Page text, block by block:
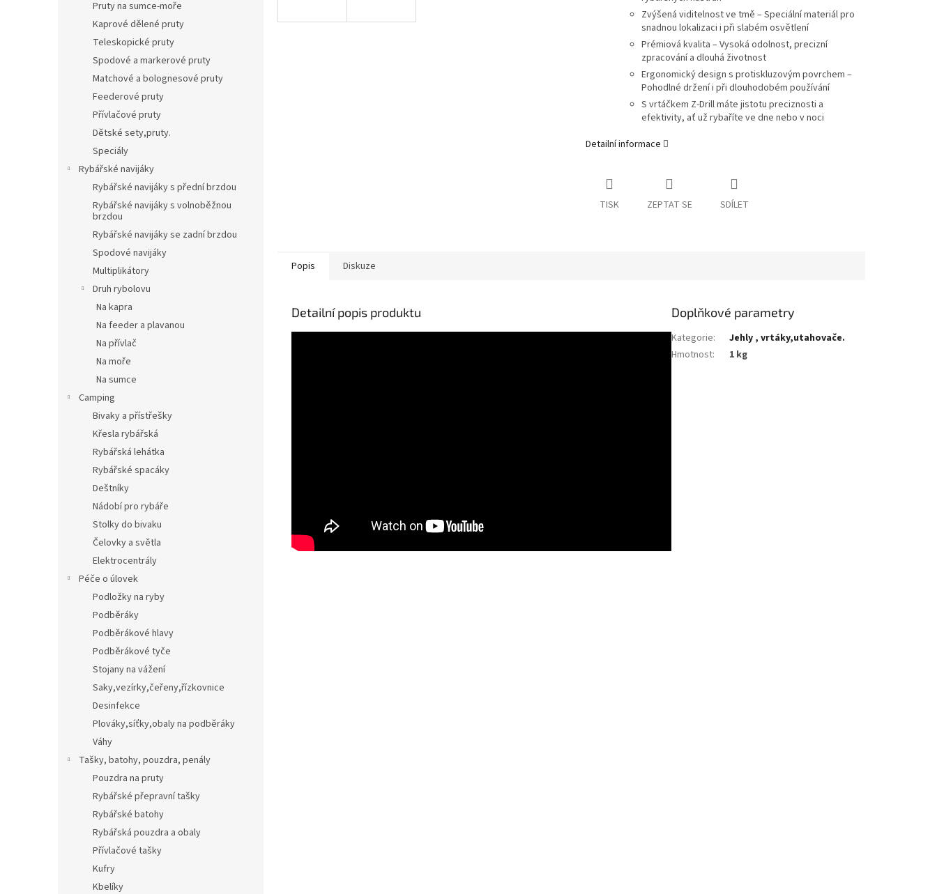
Pruty na sumce-moře
Kaprové dělené pruty
Teleskopické pruty
Spodové a markerové pruty
Matchové a bolognesové pruty
Feederové pruty
Přívlačové pruty
Dětské sety,pruty.
Speciály
Rybářské navijáky
Rybářské navijáky s přední brzdou
Rybářské navijáky s volnoběžnou
brzdou
Rybářské navijáky se zadní brzdou
Spodové navijáky
Multiplikátory
Druh rybolovu
Na kapra
Na feeder a plavanou
Na přívlač
Na moře
Na sumce
Camping
Bivaky a přístřešky
Křesla rybářská
Rybářská lehátka
Rybářské spacáky
Deštníky
Nádobí pro rybáře
Stolky do bivaku
Čelovky a světla
Elektrocentrály
Péče o úlovek
Podložky na ryby
Podběráky
Podběrákové hlavy
Podběrákové tyče
Stojany na vážení
Saky,vezírky,čeřeny,řízkovnice
Desinfekce
Plováky,síťky,obaly na podběráky
Váhy
Tašky, batohy, pouzdra, penály
Pouzdra na pruty
Rybářské přepravní tašky
Rybářské batohy
Rybářská pouzdra a obaly
Přívlačové tašky
Kufry
Kbelíky
Zvýšená viditelnost ve tmě – Speciální materiál pro
snadnou lokalizaci i při slabém osvětlení
Prémiová kvalita – Vysoká odolnost, precizní
zpracování a dlouhá životnost
Ergonomický design s protiskluzovým povrchem –
Pohodlné držení i při dlouhodobém používání
S vrtáčkem Z-Drill máte jistotu preciznosti a
efektivity, ať už rybaříte ve dne nebo v noci
Detailní informace
TISK ZEPTAT SE SDÍLET
Popis Diskuze
Detailní popis produktu Doplňkové parametry
Kategorie:
Jehly , vrtáky,utahovače.
Hmotnost: 1 kg